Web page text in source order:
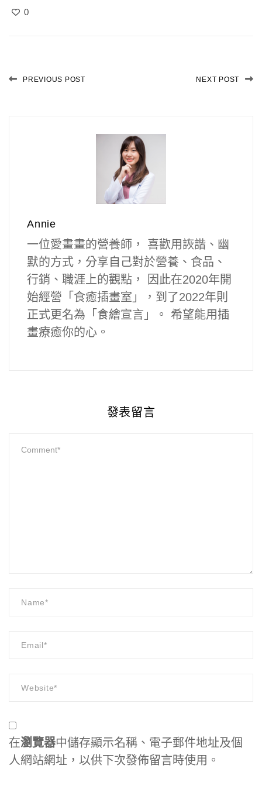
0
PREVIOUS POST NEXT POST
Annie
一位愛畫畫的營養師， 喜歡用詼諧、幽
默的方式，分享自己對於營養、食品、
行銷、職涯上的觀點， 因此在2020年開
始經營「食癒插畫室」，到了2022年則
正式更名為「食繪宣言」。 希望能用插
畫療癒你的心。
發表留言
在瀏覽器中儲存顯示名稱、電子郵件地址及個
人網站網址，以供下次發佈留言時使用。